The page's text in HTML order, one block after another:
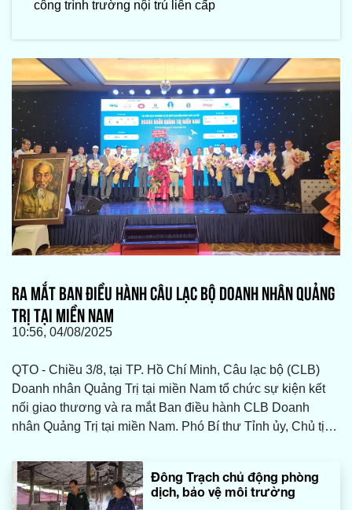
công trình trường nội trú liên cấp
RA MẮT BAN ĐIỀU HÀNH CÂU LẠC BỘ DOANH NHÂN QUẢNG
TRỊ TẠI MIỀN NAM
10:56, 04/08/2025
QTO - Chiều 3/8, tại TP. Hồ Chí Minh, Câu lạc bộ (CLB)
Doanh nhân Quảng Trị tại miền Nam tổ chức sự kiện kết
nối giao thương và ra mắt Ban điều hành CLB Doanh
nhân Quảng Trị tại miền Nam. Phó Bí thư Tỉnh ủy, Chủ tịch
Lê Đức Tiến; đại diện lãnh đạo các sở, ban, ngành cùng
đông đảo doanh nghiệp, doanh nhân Quảng Trị tại TP. Hồ
Chí Minh và các tỉnh miền Nam tham dự.
Đông Trạch chủ động phòng
dịch, bảo vệ môi trường